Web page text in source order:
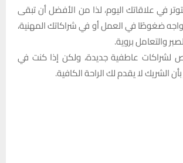
في علاقاتك اليوم، لذا من الأفضل أن تبقى
ضغوطًا في العمل أو في شراكاتك المهنية،
والتعامل بروية.
لشراكات عاطفية جديدة، ولكن إذا كنت في
الشريك لا يقدم لك الراحة الكافية.